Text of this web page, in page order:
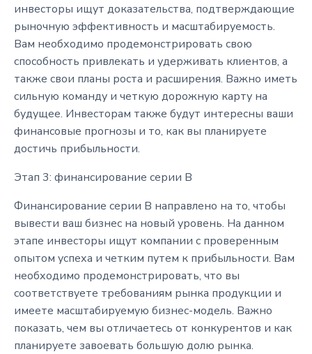
инвесторы ищут доказательства, подтверждающие
рыночную эффективность и масштабируемость.
Вам необходимо продемонстрировать свою
способность привлекать и удерживать клиентов, а
также свои планы роста и расширения. Важно иметь
сильную команду и четкую дорожную карту на
будущее. Инвесторам также будут интересны ваши
финансовые прогнозы и то, как вы планируете
достичь прибыльности.
Этап 3: финансирование серии B
Финансирование серии B направлено на то, чтобы
вывести ваш бизнес на новый уровень. На данном
этапе инвесторы ищут компании с проверенным
опытом успеха и четким путем к прибыльности. Вам
необходимо продемонстрировать, что вы
соответствуете требованиям рынка продукции и
имеете масштабируемую бизнес-модель. Важно
показать, чем вы отличаетесь от конкурентов и как
планируете завоевать большую долю рынка.